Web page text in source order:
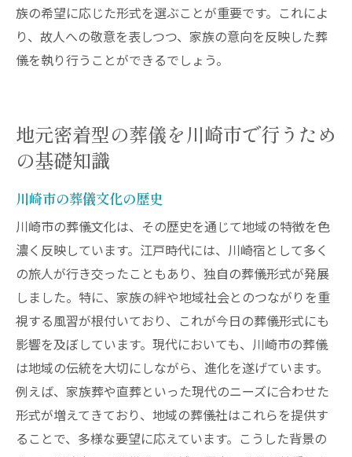
族の希望に応じた形式を選ぶことが重要です。これによ
り、故人への敬意を表しつつ、家族の意向を反映した葬
儀を執り行うことができるでしょう。
地元密着型の葬儀を川崎市で行うため
の基礎知識
川崎市の葬儀文化の歴史
川崎市の葬儀文化は、その歴史を通じて地域の特徴を色
濃く反映しています。江戸時代には、川崎宿として多く
の旅人が行き交ったこともあり、独自の葬儀形式が発展
しました。特に、家族の絆や地域社会とのつながりを重
視する風習が根付いており、これが今日の葬儀形式にも
影響を及ぼしています。現代においても、川崎市の葬儀
は地域の伝統を大切にしながら、進化を遂げています。
例えば、家族葬や直葬といった現代のニーズに合わせた
形式が増えてきており、地域の葬儀社はこれらを提供す
ることで、多様な要望に応えています。こうした背景の